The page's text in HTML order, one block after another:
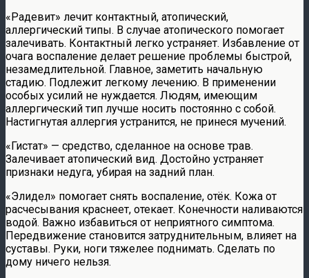
«Радевит» лечит контактный, атопический,
аллергический типы. В случае атопического помогает
залечивать. Контактный легко устраняет. Избавление от
очага воспаление делает решение проблемы быстрой,
незамедлительной. Главное, заметить начальную
стадию. Подлежит легкому лечению. В применении
особых усилий не нуждается. Людям, имеющим
аллергический тип лучше носить постоянно с собой.
Настигнутая аллергия устранится, не принеся мучений.
«Гистат» — средство, сделанное на основе трав.
Залечивает атопический вид. Достойно устраняет
признаки недуга, убирая на задний план.
«Элидел» помогает снять воспаление, отёк. Кожа от
расчесывания краснеет, отекает. Конечности наливаются
водой. Важно избавиться от неприятного симптома.
Передвижение становится затруднительным, влияет на
суставы. Руки, ноги тяжелее поднимать. Сделать по
дому ничего нельзя.